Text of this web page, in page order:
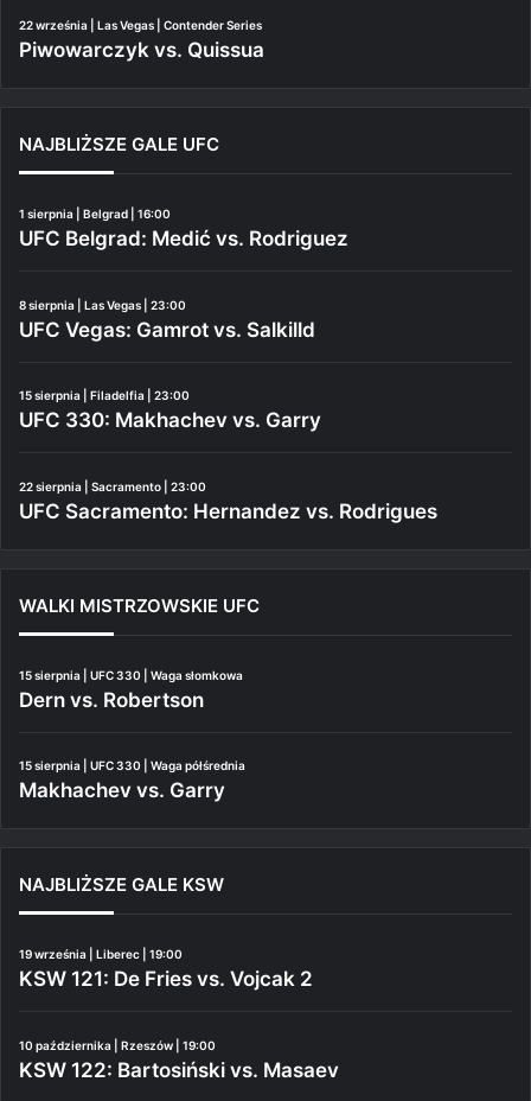
22 września | Las Vegas | Contender Series
Piwowarczyk vs. Quissua
NAJBLIŻSZE GALE UFC
1 sierpnia | Belgrad | 16:00
UFC Belgrad: Medić vs. Rodriguez
8 sierpnia | Las Vegas | 23:00
UFC Vegas: Gamrot vs. Salkilld
15 sierpnia | Filadelfia | 23:00
UFC 330: Makhachev vs. Garry
22 sierpnia | Sacramento | 23:00
UFC Sacramento: Hernandez vs. Rodrigues
WALKI MISTRZOWSKIE UFC
15 sierpnia | UFC 330 | Waga słomkowa
Dern vs. Robertson
15 sierpnia | UFC 330 | Waga półśrednia
Makhachev vs. Garry
NAJBLIŻSZE GALE KSW
19 września | Liberec | 19:00
KSW 121: De Fries vs. Vojcak 2
10 października | Rzeszów | 19:00
KSW 122: Bartosiński vs. Masaev